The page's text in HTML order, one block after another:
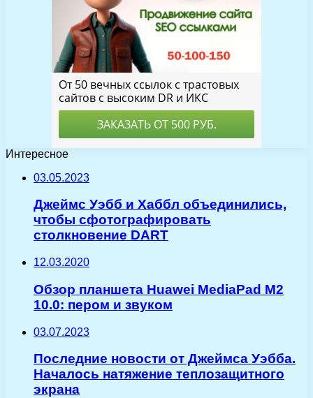
Интересное
03.05.2023
Джеймс Уэбб и Хаббл объединились,
чтобы сфотографировать
столкновение DART
12.03.2020
Обзор планшета Huawei MediaPad M2
10.0: пером и звуком
03.07.2023
Последние новости от Джеймса Уэбба.
Началось натяжение теплозащитного
экрана